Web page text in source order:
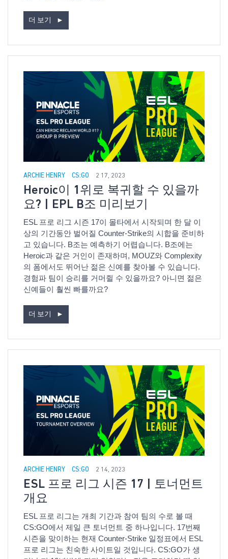
더 보기 ►
ARCHIE HENRY CS:GO 2 17, 2023
Heroic이 1위로 복귀할 수 있을까
요? | EPL B조 미리보기
ESL 프로 리그 시즌 17이 몰타에서 시작되며 한 달 이
상의 기간동안 벌어질 Counter-Strike의 시합을 준비하
고 있습니다. B조는 예측하기 어렵습니다. B조에는
Heroic과 같은 거인이 존재하며, MOUZ와 Complexity
의 폼에서도 뛰어난 젊은 신예를 찾아볼 수 있습니다.
경험파 팀이 승리를 거머쥘 수 있을까요? 아니면 젊은
신예들이 훨씬 빠를까요?
더 보기 ►
ARCHIE HENRY CS:GO 2 14, 2023
ESL 프로 리그 시즌 17 | 토너먼트
개요
ESL 프로 리그는 개최 기간과 참여 팀의 수로 볼 때
CS:GO에서 제일 큰 토너먼트 중 하나입니다. 17번째
시즌을 맞이하는 현재 Counter-Strike 일정표에서 ESL
프로 리그는 친숙한 사이트일 것입니다. CS:GO가 생